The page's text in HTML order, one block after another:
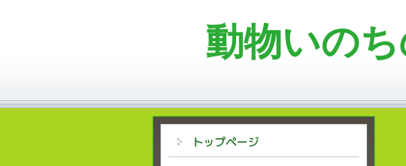
動物いの
トップページ